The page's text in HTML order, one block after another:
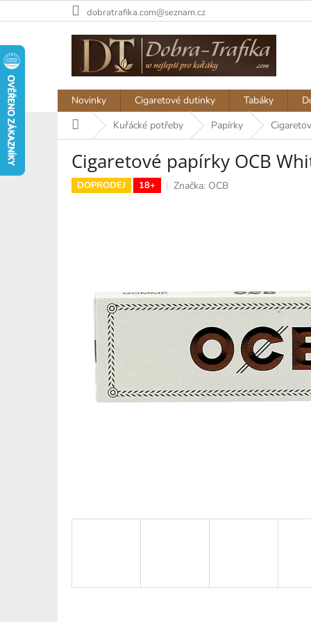
na
dobratrafika.com@seznam.cz
Novinky Cigaretové dutinky Tabáky
Domů Kuřácké potřeby Papírky
Cigaretové papírky OCB
DOPRODEJ 18+ Značka: OCB